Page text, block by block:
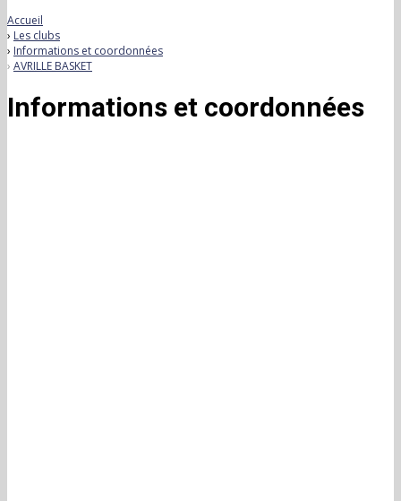
Accueil
Les clubs
Informations et coordonnées
AVRILLE BASKET
Informations et coordonnées